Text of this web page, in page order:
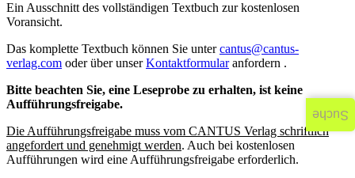
Ein Ausschnitt des vollständigen Textbuch zur kostenlosen
Voransicht.
Das komplette Textbuch können Sie untercantus@cantus-
verlag.com oder über unserKontaktformularanfordern .
Bitte beachten Sie, eine Leseprobe zu erhalten, ist keine
Aufführungsfreigabe.
Die Aufführungsfreigabe muss vom CANTUS Verlag schriftlich
angefordert und genehmigt werden. Auch bei kostenlosen
Aufführungen wird eine Aufführungsfreigabe erforderlich.
Suche